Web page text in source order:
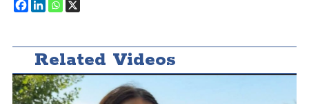
Related Videos